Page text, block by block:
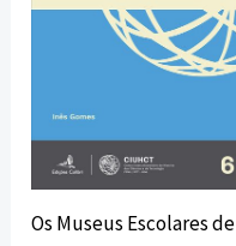
Os Museus Escolares de